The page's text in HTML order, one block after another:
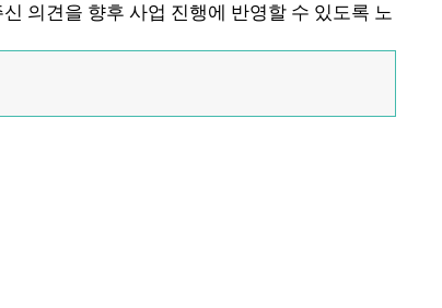
의견을 향후 사업 진행에 반영할 수 있도록 노